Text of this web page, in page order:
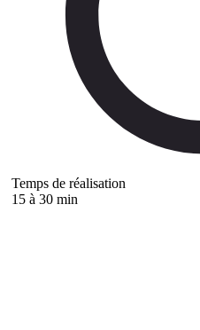
Temps de réalisation
15 à 30 min